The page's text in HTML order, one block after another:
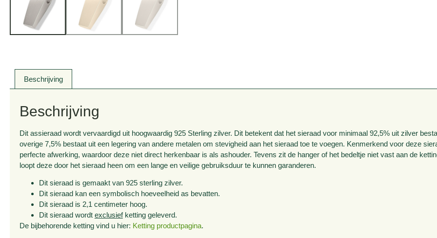
Beschrijving
Beschrijving
Dit assieraad wordt vervaardigd uit hoogwaardig 925 Sterling zilver. Dit betekent dat het sieraad voor minimaal 92,5% uit zilver
overige 7,5% bestaat uit een legering van andere metalen om stevigheid aan het sieraad toe te voegen. Kenmerkend voor deze
perfecte afwerking, waardoor deze niet direct herkenbaar is als ashouder. Tevens zit de hanger of het bedeltje niet vast aan de
loopt deze door het sieraad heen om een lange en veilige gebruiksduur te kunnen garanderen.
Dit sieraad is gemaakt van 925 sterling zilver.
Dit sieraad kan een symbolisch hoeveelheid as bevatten.
Dit sieraad is 2,1 centimeter hoog.
Dit sieraad wordt exclusiefketting geleverd.
De bijbehorende ketting vind u hier: Ketting productpagina.